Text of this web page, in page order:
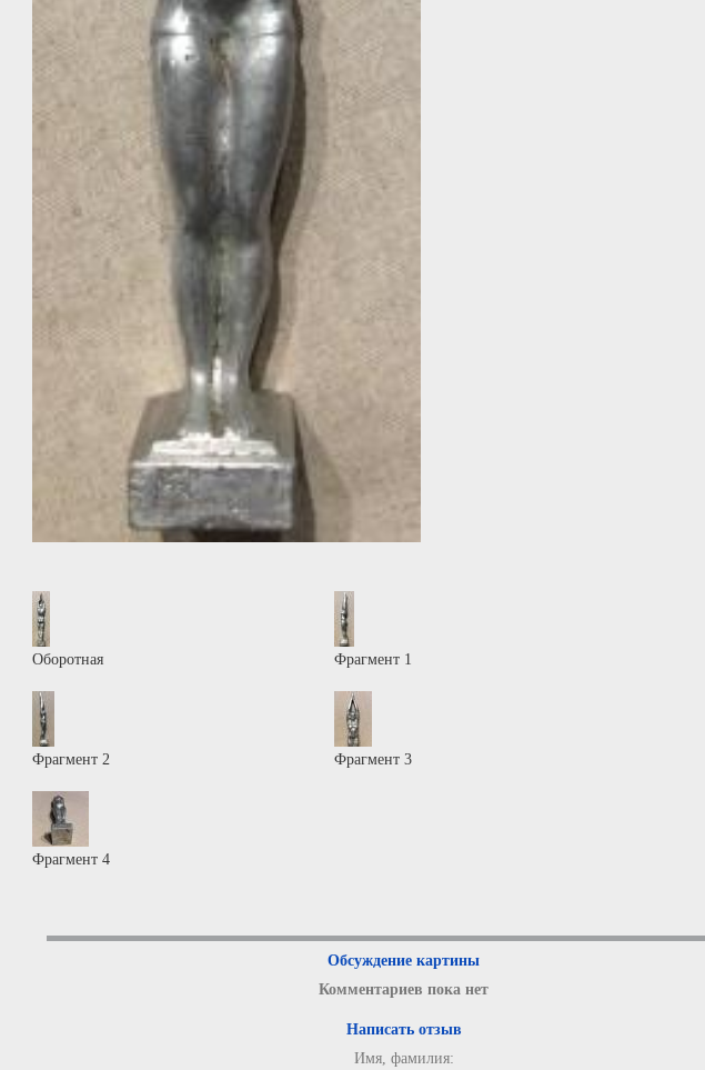
Оборотная Фрагмент 1
Фрагмент 2 Фрагмент 3
Фрагмент 4
Обсуждение картины
Комментариев пока нет
Написать отзыв
Имя, фамилия: